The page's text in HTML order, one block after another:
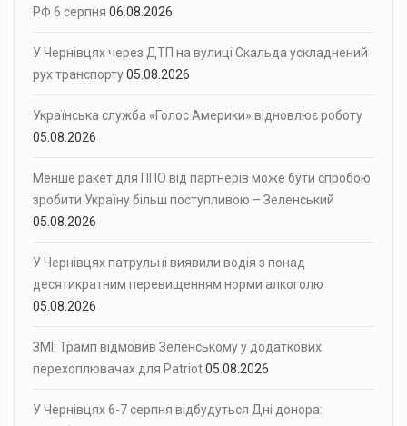
РФ 6 серпня 06.08.2026
У Чернівцях через ДТП на вулиці Скальда ускладнений
рух транспорту05.08.2026
Українська служба «Голос Америки» відновлює роботу
05.08.2026
Менше ракет для ППО від партнерів може бути спробою
зробити Україну більш поступливою – Зеленський
05.08.2026
У Чернівцях патрульні виявили водія з понад
десятикратним перевищенням норми алкоголю
05.08.2026
ЗМІ: Трамп відмовив Зеленському у додаткових
перехоплювачах для Patriot05.08.2026
У Чернівцях 6-7 серпня відбудуться Дні донора: